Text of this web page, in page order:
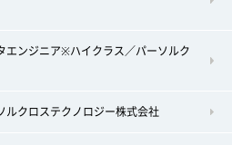
エンジニア※ハイクラス／パーソルク
ルクロステクノロジー株式会社